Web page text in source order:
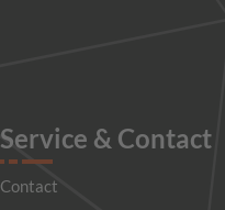
Service & Contact
Contact